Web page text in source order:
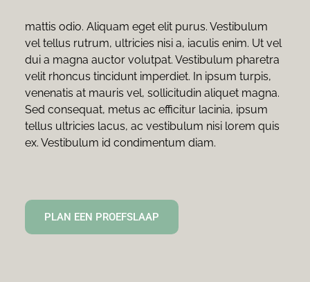
mattis odio. Aliquam eget elit purus. Vestibulum
vel tellus rutrum, ultricies nisi a, iaculis enim. Ut vel
dui a magna auctor volutpat. Vestibulum pharetra
velit rhoncus tincidunt imperdiet. In ipsum turpis,
venenatis at mauris vel, sollicitudin aliquet magna.
Sed consequat, metus ac efficitur lacinia, ipsum
tellus ultricies lacus, ac vestibulum nisi lorem quis
ex. Vestibulum id condimentum diam.
PLAN EEN PROEFSLAAP